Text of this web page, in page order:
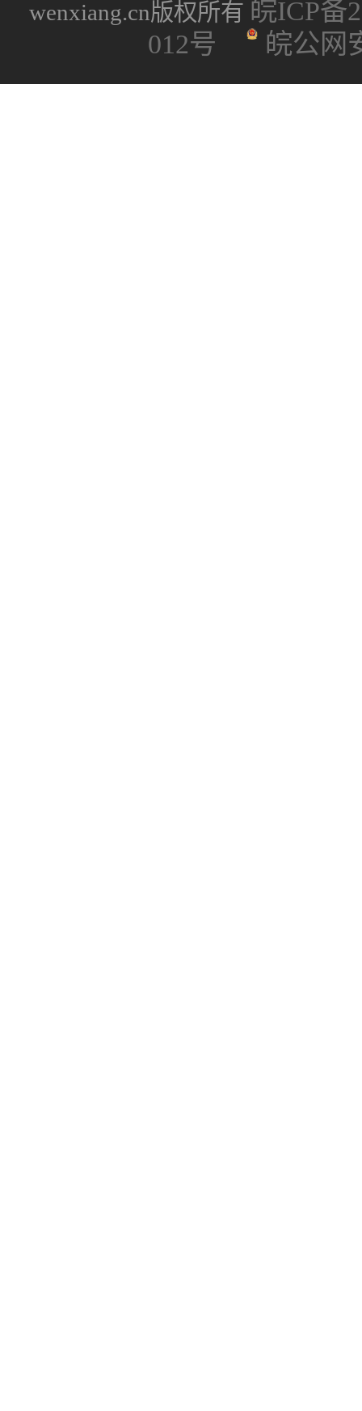
wenxiang.cn版权所有 皖ICP备
012号
皖公网